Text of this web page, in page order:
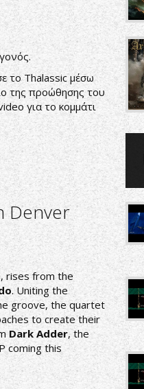
το Thalassic μέσω
της προώθησης του
για το κομμάτι
Denver
rises from the
. Uniting the
groove, the quartet
to create their
Dark Adder, the
coming this